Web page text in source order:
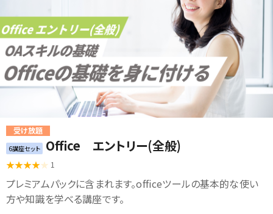
受け放題
6講座セット Office エントリー(全般)
1
プレミアムパックに含まれます。officeツールの基本的な使い
方や知識を学べる講座です。